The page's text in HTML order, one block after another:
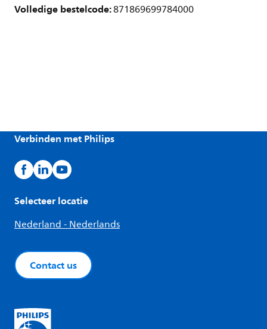
Volledige bestelcode:871869699784000
Verbinden met Philips
Selecteer locatie
Nederland - Nederlands
Contact us